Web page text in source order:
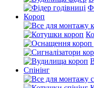
Короп
Спінінг